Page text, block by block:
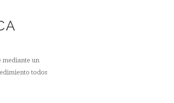
mediante un
todos